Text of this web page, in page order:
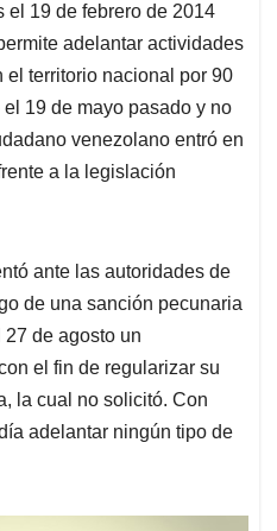
el 19 de febrero de 2014
adelantar actividades
el territorio nacional por 90
19 de mayo pasado y no
venezolano entró en
a la legislación
ante las autoridades de
de una sanción pecunaria
de agosto un
el fin de regularizar su
la cual no solicitó. Con
adelantar ningún tipo de